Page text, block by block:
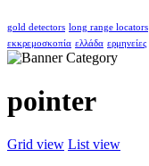
gold detectors long range locators
εκκρεμοσκοπία ελλάδα ερμηνείες
pointer
Grid view List view